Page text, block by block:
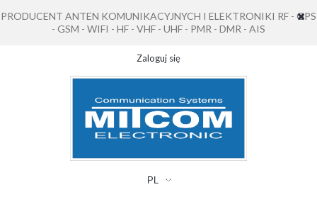
PRODUCENT ANTEN KOMUNIKACYJNYCH I ELEKTRONIKI RF - GPS
- GSM - WIFI - HF - VHF - UHF - PMR - DMR - AIS
Zaloguj się